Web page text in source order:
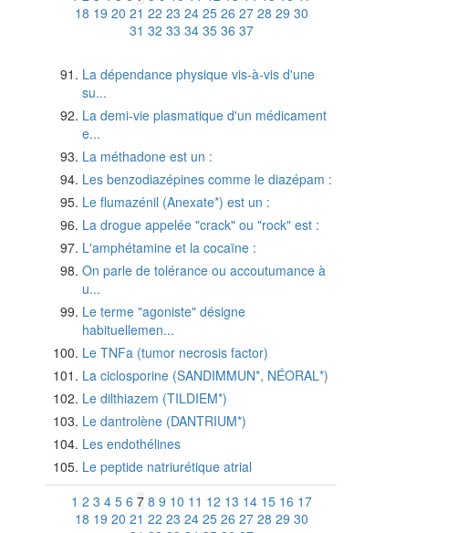
18 19 20 21 22 23 24 25 26 27 28 29 30
31 32 33 34 35 36 37
La dépendance physique vis-à-vis d'une
su...
La demi-vie plasmatique d'un médicament
e...
La méthadone est un :
Les benzodiazépines comme le diazépam :
Le flumazénil (Anexate*) est un :
La drogue appelée "crack" ou "rock" est :
L'amphétamine et la cocaïne :
On parle de tolérance ou accoutumance à
u...
Le terme "agoniste" désigne
habituellemen...
Le TNFa (tumor necrosis factor)
La ciclosporine (SANDIMMUN*, NÉORAL*)
Le dilthiazem (TILDIEM*)
Le dantrolène (DANTRIUM*)
Les endothélines
Le peptide natriurétique atrial
1 2 3 4 5 6 7 8 9 10 11 12 13 14 15 16 17
18 19 20 21 22 23 24 25 26 27 28 29 30